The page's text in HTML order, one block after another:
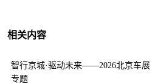
相关内容
智行京城·驱动未来——2026北京车展
专题